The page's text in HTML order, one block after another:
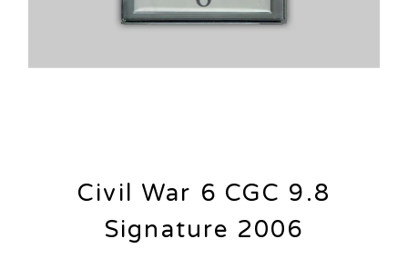
Civil War 6 CGC 9.8
Signature 2006